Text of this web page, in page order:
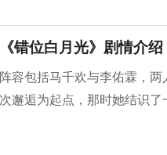
错位白月光》剧情介绍
容包括马千欢与李佑霖，
邂逅为起点，那时她结识